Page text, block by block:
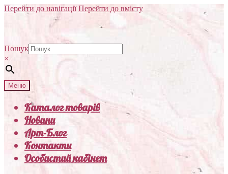
Перейти до навігації Перейти до вмісту
Пошук
×
Меню
Каталог товарів
Новини
Арт-Блог
Контакти
Особистий кабінет